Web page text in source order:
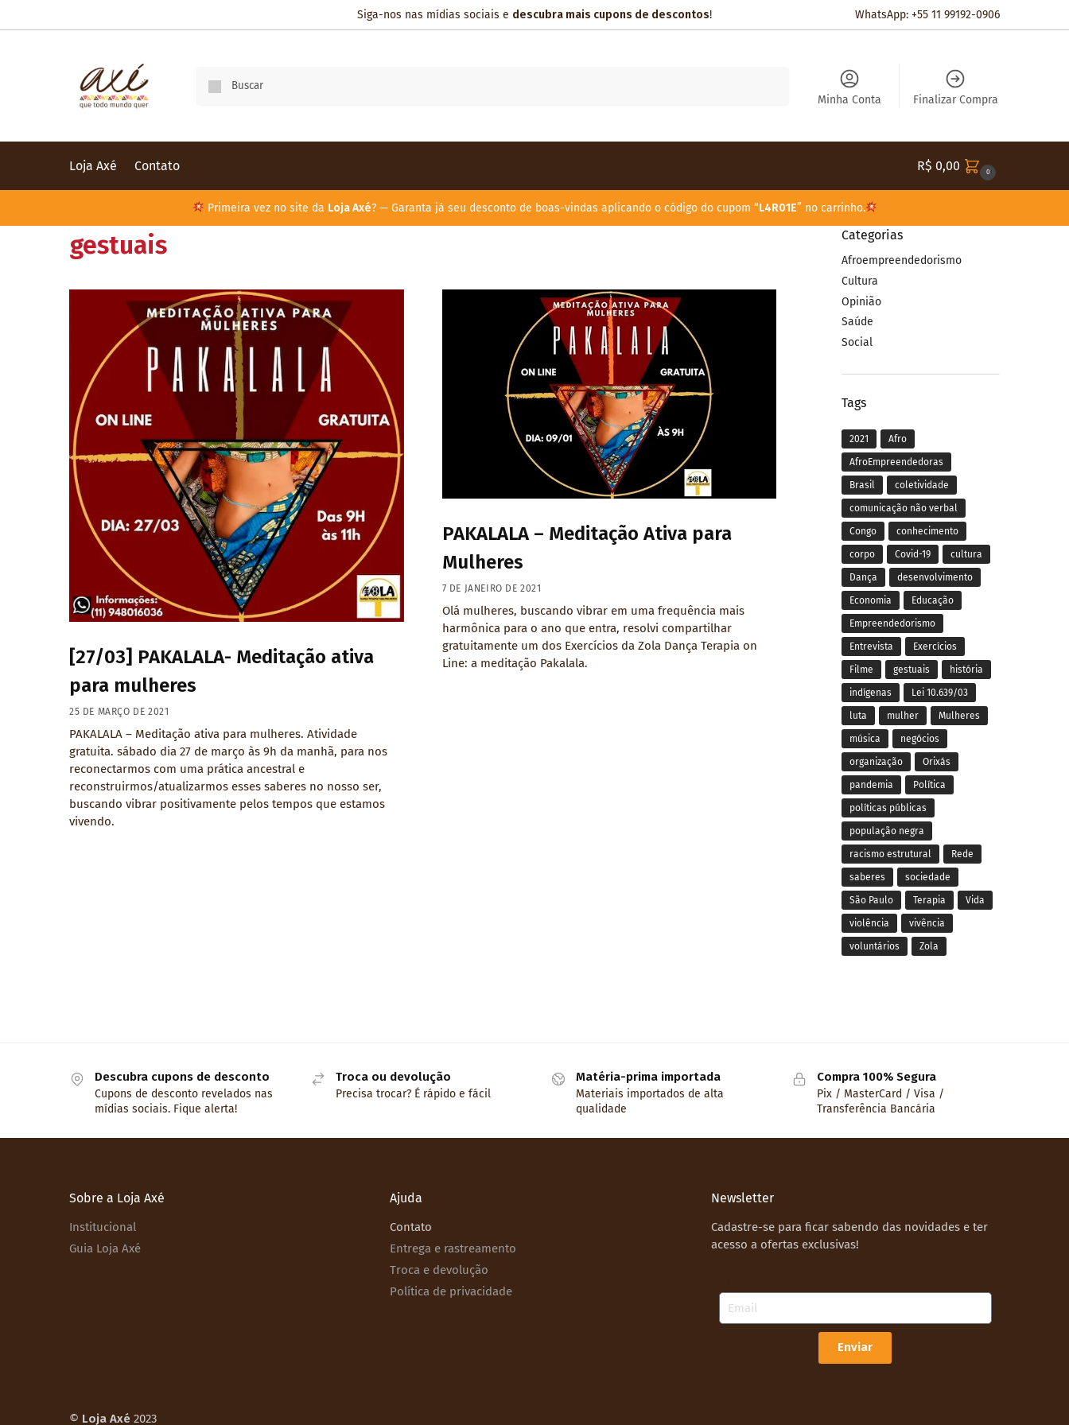
Siga-nos nas mídias sociais e descubra mais cupons de descontos! WhatsApp: +55 11 99192-0906
Minha Conta Finalizar Compra
Loja Axé Contato R$ 0,00 0
Primeira vez no site da Loja Axé? — Garanta já seu desconto de boas-vindas aplicando o código do cupom “L4R01E” no carrinho.
gestuais
[27/03] PAKALALA- Meditação ativa
para mulheres
25 DE MARÇO DE 2021
PAKALALA – Meditação ativa para mulheres. Atividade
gratuita. sábado dia 27 de março às 9h da manhã, para nos
reconectarmos com uma prática ancestral e
reconstruirmos/atualizarmos esses saberes no nosso ser,
buscando vibrar positivamente pelos tempos que estamos
vivendo.
PAKALALA – Meditação Ativa para
Mulheres
7 DE JANEIRO DE 2021
Olá mulheres, buscando vibrar em uma frequência mais
harmônica para o ano que entra, resolvi compartilhar
gratuitamente um dos Exercícios da Zola Dança Terapia on
Line: a meditação Pakalala.
Categorias
Afroempreendedorismo
Cultura
Opinião
Saúde
Social
Tags
2021 Afro
AfroEmpreendedoras
Brasil coletividade
comunicação não verbal
Congo conhecimento
corpo Covid-19 cultura
Dança desenvolvimento
Economia Educação
Empreendedorismo
Entrevista Exercícios
Filme gestuais história
indígenas Lei 10.639/03
luta mulher Mulheres
música negócios
organização Orixás
pandemia Política
políticas públicas
população negra
racismo estrutural Rede
saberes sociedade
São Paulo Terapia Vida
violência vivência
voluntários Zola
Descubra cupons de desconto
Cupons de desconto revelados nas
mídias sociais. Fique alerta!
Troca ou devolução
Precisa trocar? É rápido e fácil
Matéria-prima importada
Materiais importados de alta
qualidade
Compra 100% Segura
Pix / MasterCard / Visa /
Transferência Bancária
Sobre a Loja Axé
Institucional
Guia Loja Axé
Ajuda
Contato
Entrega e rastreamento
Troca e devolução
Política de privacidade
Newsletter
Cadastre-se para ficar sabendo das novidades e ter
acesso a ofertas exclusivas!
Enviar
© Loja Axé 2023